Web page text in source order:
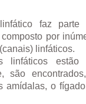
faz parte
por
linfáticos.
linfáticos
são
amídalas, o